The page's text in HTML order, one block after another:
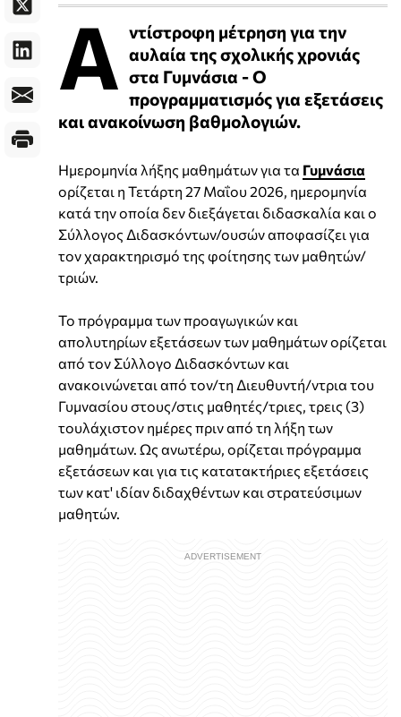
Α ντίστροφη μέτρηση για την
αυλαία της σχολικής χρονιάς
στα Γυμνάσια - Ο
προγραμματισμός για εξετάσεις
και ανακοίνωση βαθμολογιών.
Ημερομηνία λήξης μαθημάτων για τα Γυμνάσια
ορίζεται η Τετάρτη 27 Μαΐου 2026, ημερομηνία
κατά την οποία δεν διεξάγεται διδασκαλία και ο
Σύλλογος Διδασκόντων/ουσών αποφασίζει για
τον χαρακτηρισμό της φοίτησης των μαθητών/
τριών.
Το πρόγραμμα των προαγωγικών και
απολυτηρίων εξετάσεων των μαθημάτων ορίζεται
από τον Σύλλογο Διδασκόντων και
ανακοινώνεται από τον/τη Διευθυντή/ντρια του
Γυμνασίου στους/στις μαθητές/τριες, τρεις (3)
τουλάχιστον ημέρες πριν από τη λήξη των
μαθημάτων. Ως ανωτέρω, ορίζεται πρόγραμμα
εξετάσεων και για τις κατατακτήριες εξετάσεις
των κατ' ιδίαν διδαχθέντων και στρατεύσιμων
μαθητών.